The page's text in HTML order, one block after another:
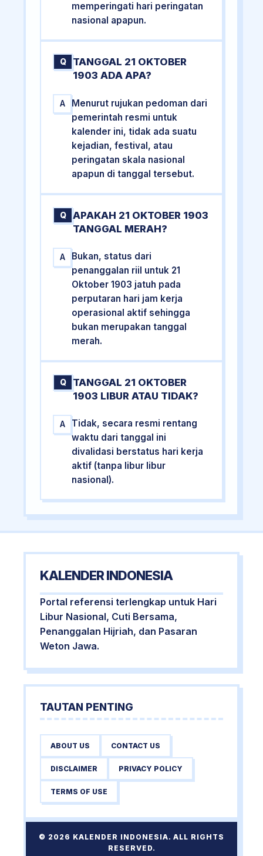
memperingati hari peringatan
nasional apapun.
Q
TANGGAL 21 OKTOBER
1903 ADA APA?
A
Menurut rujukan pedoman dari
pemerintah resmi untuk
kalender ini, tidak ada suatu
kejadian, festival, atau
peringatan skala nasional
apapun di tanggal tersebut.
Q
APAKAH 21 OKTOBER 1903
TANGGAL MERAH?
A
Bukan, status dari
penanggalan riil untuk 21
Oktober 1903 jatuh pada
perputaran hari jam kerja
operasional aktif sehingga
bukan merupakan tanggal
merah.
Q
TANGGAL 21 OKTOBER
1903 LIBUR ATAU TIDAK?
A
Tidak, secara resmi rentang
waktu dari tanggal ini
divalidasi berstatus hari kerja
aktif (tanpa libur libur
nasional).
KALENDER INDONESIA
Portal referensi terlengkap untuk Hari
Libur Nasional, Cuti Bersama,
Penanggalan Hijriah, dan Pasaran
Weton Jawa.
TAUTAN PENTING
ABOUT US CONTACT US
DISCLAIMER PRIVACY POLICY
TERMS OF USE
© 2026 KALENDER INDONESIA. ALL RIGHTS
RESERVED.